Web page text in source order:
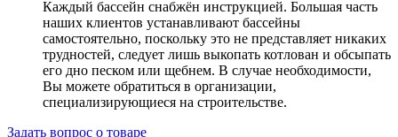
Каждый бассейн снабжён инструкцией. Большая часть
наших клиентов устанавливают бассейны
самостоятельно, поскольку это не представляет никаких
трудностей, следует лишь выкопать котлован и обсыпать
его дно песком или щебнем. В случае необходимости,
Вы можете обратиться в организации,
специализирующиеся на строительстве.
Задать вопрос о товаре